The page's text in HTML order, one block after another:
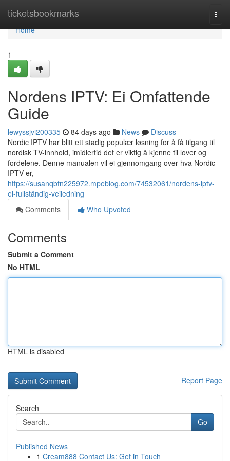
ticketsbookmarks
Home
Home
1
Nordens IPTV: Ei Omfattende
Guide
lewyssjvi200335 84 days ago News
Discuss
Nordic IPTV har blitt ett stadig populær løsning for å få tilgang til
nordisk TV-innhold, imidlertid det er viktig å kjenne til lover og
fordelene. Denne manualen vil ei gjennomgang over hva Nordic
IPTV er,
https://susanqbfn225972.mpeblog.com/74532061/nordens-iptv-
ei-fullständig-veiledning
Comments
Who Upvoted
Comments
Submit a Comment
No HTML
HTML is disabled
Report Page
Search
Go
Published News
1 Cream888 Contact Us: Get in Touch